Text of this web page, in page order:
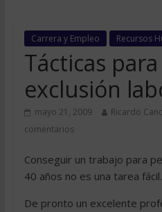
Carrera y Empleo Recursos
Tácticas
exclusión
mayo 21, 2009 Ricardo
comentarios
Conseguir un trabajo para
40 años no es una tarea fácil.
De pronto un excelente